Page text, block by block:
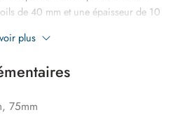
de 40 mm et une épaisseur de 10
qu’aux bricoleurs exigeants.
plus
75mm